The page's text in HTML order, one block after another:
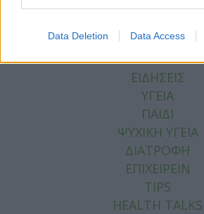
Data Deletion Data Access
ΕΙΔΗΣΕΙΣ
ΥΓΕΙΑ
ΠΑΙΔΙ
ΨΥΧΙΚΗ ΥΓΕΙΑ
ΔΙΑΤΡΟΦΗ
ΕΠΙΧΕΙΡΕΙΝ
TIPS
HEALTH TALKS